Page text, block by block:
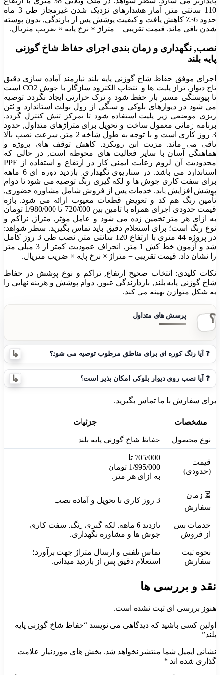
110 سانتی متر, آمار هشدارهای نزدیک شدن غیرمجاز طی 3 ماه
حدود 36٪ کاهش یافت و کیفیت پوشش پس از بارندگی, بدون پوسته
شدن باقی ماند. قیمت تقریبی = متراژ × نرخ پایه × ضریب متریال.
نصب, نگهداری و زمان بندی اجرای حفاظ شاخ گوزنی
پایه بلند
اجرای موفق حفاظ شاخ گوزنی پایه بلند نیازمند آماده سازی دقیق
تاج دیوار, تراز پلیت ها و انتخاب الکترود سازگار با جوش CO2 است
تا پیوستگی مسیر بار حفظ شود و ترک حرارتی ایجاد نگردد. توصیه
می شود در دیوارهای بلوکی و سنگی از رول بولت استاندارد و ثتن
ریزی موضعی زیر پلیت استفاده شود تا تمرکز تنش کنترل گردد.
برنامه زمانی معمول ساخت و تحویل برای متراژهای متداول, حدود
3 روز کاری است و با توجه به طول شاخه 2 متر, سرعت نصب بالا
باقی می ماند. مزیت این رویکرد, کاهش توقف های پروژه و
هماهنگی آسان با سایر فعالیت های محوطه است, در حالی که
محدودیت آن لزوم رعایت ایمنی کار در ارتفاع و استفاده از PPE
استاندارد می باشد. در سناریوی نگهداری, بازدید دوره ای 6 ماهه
برای سفت کاری جوش ها و لکه گیری رنگ توصیه می شود تا دوام
پوشش افزایش یابد. خدمات پس از فروش شامل مشاوره حضوری,
تأمین رنگ هم کد و تعویض قطعات معیوب ارائه می شود. بازه
قیمت حدودی اجرای همراه با تأمین بین 720/000 تا
1/980/000 تومان
به ازای هر متر تخمین زده می شود و عامل مؤثر, متراژ, تراکم و
نوع رنگ است؛ برای استعلام دقیق باید تماس بگیرید. سطر شواهد:
در پروژه 44 متری با ارتفاع 120 سانتی متر, نصب طی 3 روز کامل
شد و آزمون خط کش 1 متر, انحراف عمودیت کمتر از 3 میلی متر
را نشان داد. قیمت تقریبی = متراژ × نرخ پایه × ضریب متریال.
نکات کلیدی: انتخاب صحیح ارتفاع, تراکم و نوع پوشش در حفاظ
شاخ گوزنی پایه بلند, بازدارندگی عبور, دوام پوشش و هزینه نهایی را
به شکل متوازن بهینه می کند.
❓ آیا رنگ کوره ای برای مناطق مرطوب توصیه می شود؟
❓ آیا نصب روی دیوار بلوکی امکان پذیر است؟
برای سفارش با ما تماس بگیرید.
مشخصات جزئیات
نوع محصول حفاظ شاخ گوزنی پایه بلند
قیمت
(حدودی)
705/000 تا
1/995/000 تومان
به ازای هر متر.
⏳ زمان
سفارش
3 روز کاری تا تحویل و آماده نصب
خدمات پس
از فروش
بازدید 6 ماهه, لکه گیری رنگ, سفت کاری
جوش ها و مشاوره نگهداری.
نحوه ثبت
سفارش
تماس تلفنی و ارسال متراژ جهت برآورد؛
استعلام دقیق پس از بازدید میدانی.
نقد و بررسی ها
هنوز بررسی ای ثبت نشده است.
اولین کسی باشید که دیدگاهی می نویسد “حفاظ شاخ گوزنی پایه
بلند”
نشانی ایمیل شما منتشر نخواهد شد. بخش های موردنیاز علامت
گذاری شده اند *